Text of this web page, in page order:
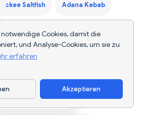
Cookies, damit die
und Analyse-Cookies, um sie zu
erfahren
Akzeptieren
Ackee Saltfish Adana Kebab
Coffee
App herunterladen